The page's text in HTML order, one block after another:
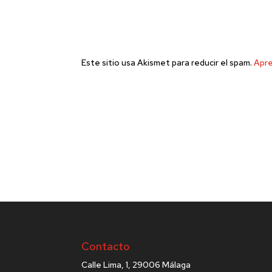
Este sitio usa Akismet para reducir el spam.
Contacto
Calle Lima, 1, 29006 Málaga